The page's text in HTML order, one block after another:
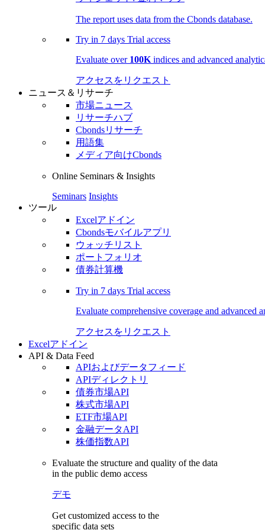
The report uses data from the Cbonds database.
Try in 7 days Trial access
Evaluate over 100K indices and advanced
アクセスをリクエスト
ニュース＆リサーチ
市場ニュース
リサーチハブ
Cbondsリサーチ
用語集
メディア向けCbonds
Online Seminars & Insights
Seminars Insights
ツール
Excelアドイン
Cbondsモバイルアプリ
ウォッチリスト
ポートフォリオ
債券計算機
Try in 7 days Trial access
Evaluate comprehensive coverage and advanced
アクセスをリクエスト
Excelアドイン
API & Data Feed
APIおよびデータフィード
APIディレクトリ
債券市場API
株式市場API
ETF市場API
金融データAPI
株価指数API
Evaluate the structure and quality of the data
in the public demo access
デモ
Get customized access to the
specific data sets